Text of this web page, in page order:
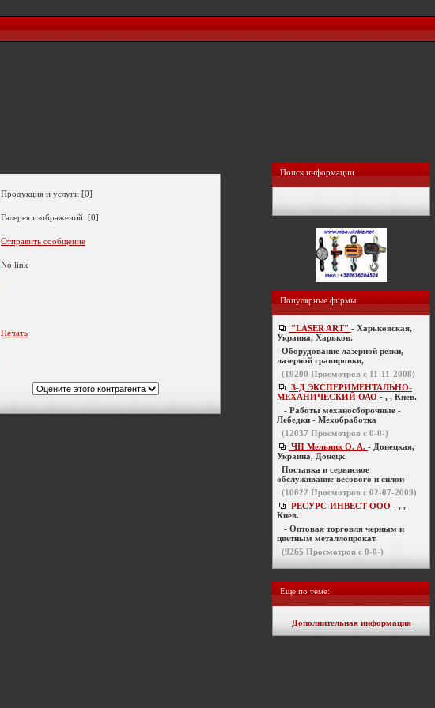
Продукция и услуги [0]
Галерея изображений [0]
Отправить сообщение
No link
Печать
Поиск информации
Популярные фирмы
"LASER ART" - Харьковская,
Украина, Харьков.
Оборудование лазерной резки,
лазерной гравировки,
(19200 Просмотров с 11-11-2008)
З-Д ЭКСПЕРИМЕНТАЛЬНО-
МЕХАНИЧЕСКИЙ ОАО - , , Киев.
- Работы механосборочные -
Лебедки - Мехобработка
(12037 Просмотров с 0-0-)
ЧП Мельник О. А. - Донецкая,
Украина, Донецк.
Поставка и сервисное
обслуживание весового и силои
(10622 Просмотров с 02-07-2009)
РЕСУРС-ИНВЕСТ ООО - , ,
Киев.
- Оптовая торговля черным и
цветным металлопрокат
(9265 Просмотров с 0-0-)
Еще по теме:
Дополнительная информация